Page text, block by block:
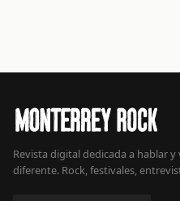
Revista digital dedicada a hablar
diferente. Rock, festivales,